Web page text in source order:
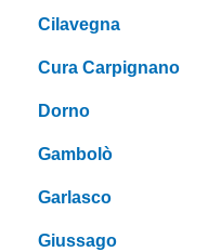
Cilavegna
Cura Carpignano
Dorno
Gambolò
Garlasco
Giussago